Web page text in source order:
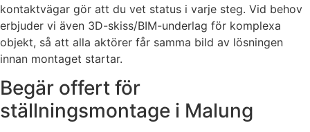
kontaktvägar gör att du vet status i varje steg. Vid behov
erbjuder vi även 3D-skiss/BIM-underlag för komplexa
objekt, så att alla aktörer får samma bild av lösningen
innan montaget startar.
Begär offert för
ställningsmontage i Malung